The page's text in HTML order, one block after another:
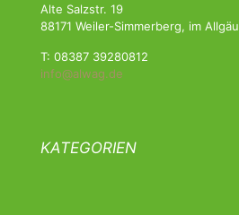
Alte Salzstr. 19
88171 Weiler-Simmerberg, im Allgäu
T: 08387 39280812
info@alwag.de
KATEGORIEN